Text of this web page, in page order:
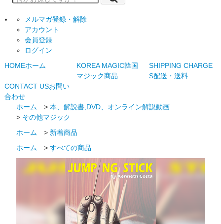
メルマガ登録・解除
アカウント
会員登録
ログイン
HOMEホーム KOREA MAGIC韓国
マジック商品
SHIPPING CHARGE
S配送・送料
CONTACT USお問い
合わせ
ホーム
>本、解説書,DVD、オンライン解説動画
> その他マジック
ホーム
> 新着商品
ホーム
>すべての商品